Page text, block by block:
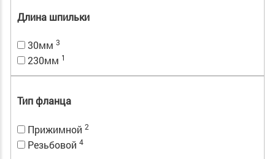
Длина шпильки
30мм 3
230мм 1
Тип фланца
Прижимной 2
Резьбовой 4